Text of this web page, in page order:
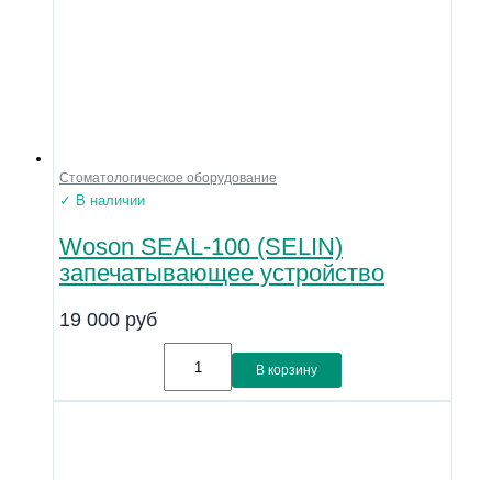
Стоматологическое оборудование
✓ В наличии
Woson SEAL-100 (SELIN)
запечатывающее устройство
19 000 руб
В корзину